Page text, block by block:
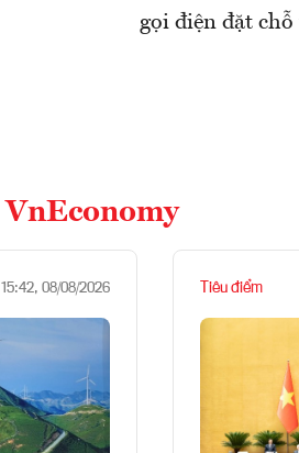
gọi điện đặt
VnEconomy
15:42, 08/08/2026 Tiêu điểm